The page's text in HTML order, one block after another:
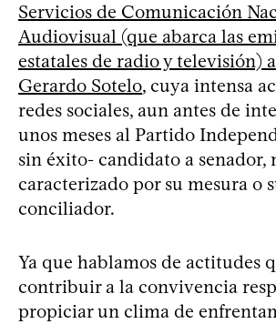
Servicios de Comunicación
Audiovisual (que abarca las
estatales de radio y televisión)
Gerardo Sotelo, cuya intensa
redes sociales, aun antes de
unos meses al Partido
sin éxito- candidato a senador,
caracterizado por su mesura o
conciliador.
Ya que hablamos de actitudes
contribuir a la convivencia
propiciar un clima de